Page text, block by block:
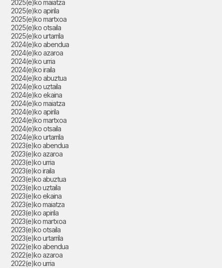
2025(e)ko maiatza
2025(e)ko apirila
2025(e)ko martxoa
2025(e)ko otsaila
2025(e)ko urtarrila
2024(e)ko abendua
2024(e)ko azaroa
2024(e)ko urria
2024(e)ko iraila
2024(e)ko abuztua
2024(e)ko uztaila
2024(e)ko ekaina
2024(e)ko maiatza
2024(e)ko apirila
2024(e)ko martxoa
2024(e)ko otsaila
2024(e)ko urtarrila
2023(e)ko abendua
2023(e)ko azaroa
2023(e)ko urria
2023(e)ko iraila
2023(e)ko abuztua
2023(e)ko uztaila
2023(e)ko ekaina
2023(e)ko maiatza
2023(e)ko apirila
2023(e)ko martxoa
2023(e)ko otsaila
2023(e)ko urtarrila
2022(e)ko abendua
2022(e)ko azaroa
2022(e)ko urria